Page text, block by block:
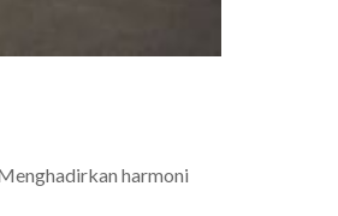
harmoni